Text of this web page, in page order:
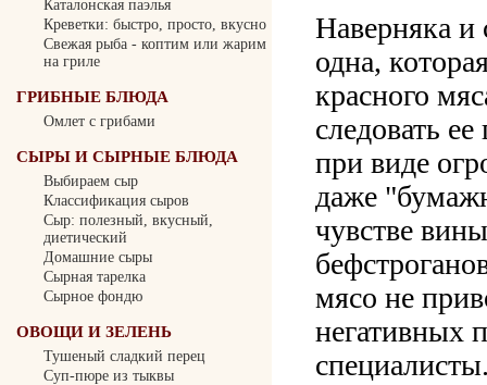
Каталонская паэлья
Креветки: быстро, просто, вкусно
Свежая рыба - коптим или жарим
на гриле
ГРИБНЫЕ БЛЮДА
Омлет с грибами
СЫРЫ И СЫРНЫЕ БЛЮДА
Выбираем сыр
Классификация сыров
Сыр: полезный, вкусный,
диетический
Домашние сыры
Сырная тарелка
Сырное фондю
ОВОЩИ И ЗЕЛЕНЬ
Тушеный сладкий перец
Суп-пюре из тыквы
Наверняка и
одна,
красного
следовать
при виде
даже
чувстве
мясо не
негативных